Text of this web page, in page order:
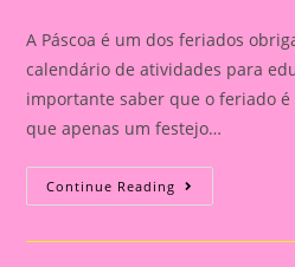
A Páscoa é um dos feriados
calendário de atividades para
importante saber que o feriado
que apenas um festejo…
Continue Reading Data
Comemorativa